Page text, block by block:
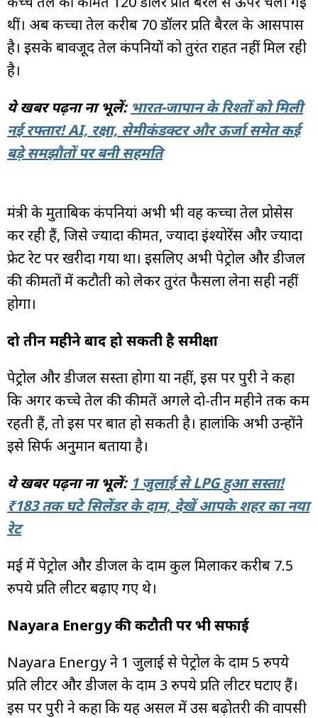
थीं। अब कच्चा तेल करीब 70 डॉलर प्रति बैरल के आसपास
है। इसके बावजूद तेल कंपनियों को तुरंत राहत नहीं मिल रही
है।
ये खबर पढ़ना ना भूलें: भारत-जापान के रिश्तों को मिली
नई रफ्तार! AI, रक्षा, सेमीकंडक्टर और ऊर्जा समेत कई
बड़े समझौतों पर बनी सहमति
मंत्री के मुताबिक कंपनियां अभी भी वह कच्चा तेल प्रोसेस
कर रही हैं, जिसे ज्यादा कीमत, ज्यादा इंश्योरेंस और ज्यादा
फ्रेट रेट पर खरीदा गया था। इसलिए अभी पेट्रोल और डीजल
की कीमतों में कटौती को लेकर तुरंत फैसला लेना सही नहीं
होगा।
दो तीन महीने बाद हो सकती है समीक्षा
पेट्रोल और डीजल सस्ता होगा या नहीं, इस पर पुरी ने कहा
कि अगर कच्चे तेल की कीमतें अगले दो-तीन महीने तक कम
रहती हैं, तो इस पर बात हो सकती है। हालांकि अभी उन्होंने
इसे सिर्फ अनुमान बताया है।
ये खबर पढ़ना ना भूलें: 1 जुलाई से LPG हुआ सस्ता!
₹183 तक घटे सिलेंडर के दाम, देखें आपके शहर का नया
रेट
मई में पेट्रोल और डीजल के दाम कुल मिलाकर करीब 7.5
रुपये प्रति लीटर बढ़ाए गए थे।
Nayara Energy की कटौती पर भी सफाई
Nayara Energy ने 1 जुलाई से पेट्रोल के दाम 5 रुपये
प्रति लीटर और डीजल के दाम 3 रुपये प्रति लीटर घटाए हैं।
इस पर पुरी ने कहा कि यह असल में उस बढ़ोतरी की वापसी